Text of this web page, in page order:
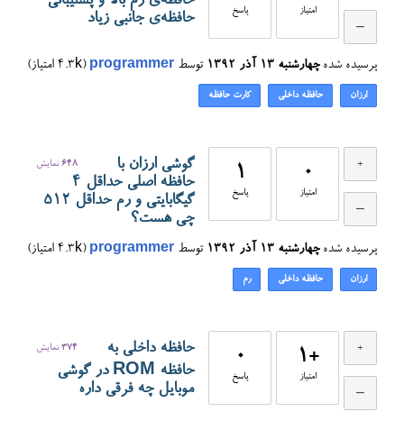
امتیاز پاسخ
حافظه‌ی جانبی زیاد
پرسیده شده چهارشنبه ۱۳ آذر ۱۳۹۲ توسط programmer
(
4.3k امتیاز)
ارزان حافظه داخلی کارت حافظه
0
امتیاز
1
پاسخ
648 نمایش
گوشی ارزان با
حافظه اصلی حداقل ۴
گیگابایتی و رم حداقل ۵۱۲
چی هست؟
پرسیده شده چهارشنبه ۱۳ آذر ۱۳۹۲ توسط programmer
(
4.3k امتیاز)
ارزان حافظه داخلی رم
+1
امتیاز
0
پاسخ
374 نمایش
حافظه داخلی به
حافظه ROM در گوشی
موبایل چه فرقی داره